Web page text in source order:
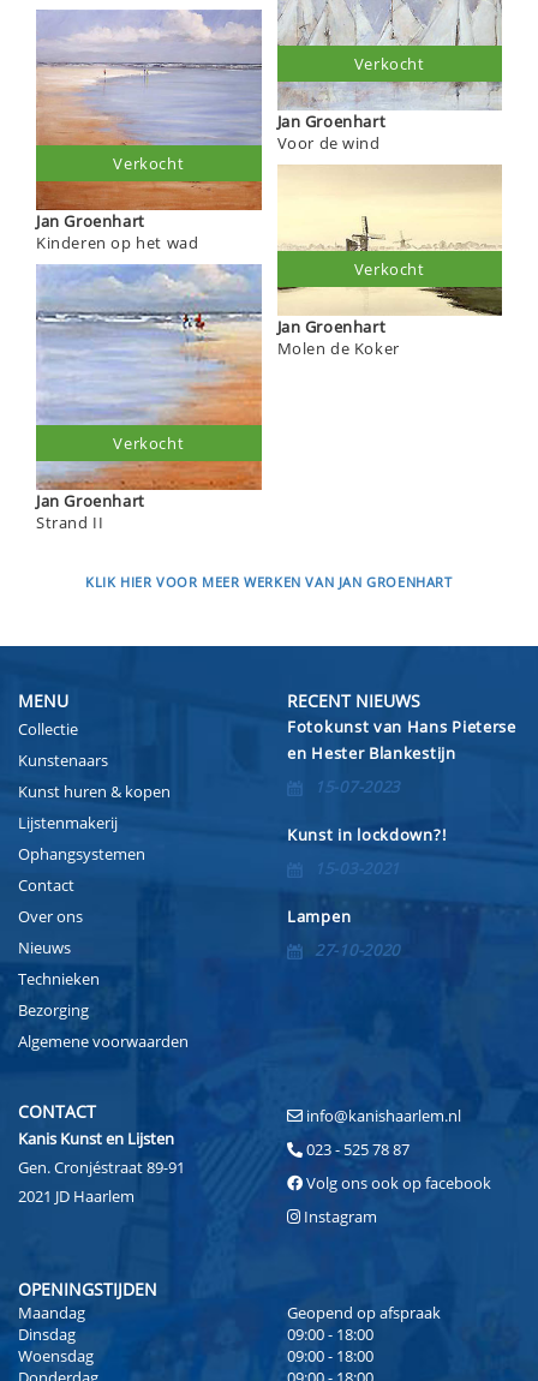
Jan Groenhart
Kinderen op het wad
Verkocht
Jan Groenhart
Strand II
Verkocht
Jan Groenhart
Voor de wind
Verkocht
Jan Groenhart
Molen de Koker
Verkocht
KLIK HIER VOOR MEER WERKEN VAN JAN GROENHART
MENU
Collectie
Kunstenaars
Kunst huren & kopen
Lijstenmakerij
Ophangsystemen
Contact
Over ons
Nieuws
Technieken
Bezorging
Algemene voorwaarden
RECENT NIEUWS
Fotokunst van Hans Pieterse
en Hester Blankestijn
15-07-2023
Kunst in lockdown?!
15-03-2021
Lampen
27-10-2020
CONTACT
Kanis Kunst en Lijsten
Gen. Cronjéstraat 89-91
2021 JD Haarlem
info@kanishaarlem.nl
023 - 525 78 87
Volg ons ook op facebook
Instagram
OPENINGSTIJDEN
Maandag
Geopend op afspraak
Dinsdag
09:00 - 18:00
Woensdag
09:00 - 18:00